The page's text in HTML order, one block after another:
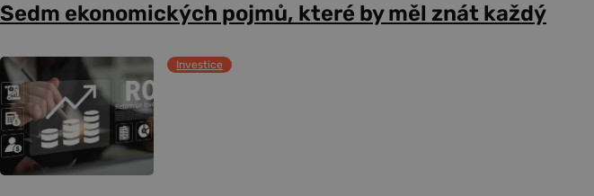
Sedm ekonomických pojmů, které by měl znát každý
Investice